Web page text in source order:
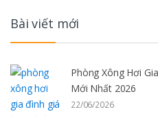
Bài viết mới
Phòng Xông Hơi
Mới Nhất 2026
22/06/2026